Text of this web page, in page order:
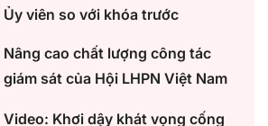
Ủy viên so với khóa trước
Nâng cao chất lượng công tác
giám sát của Hội LHPN Việt Nam
Video: Khơi dậy khát vọng cống